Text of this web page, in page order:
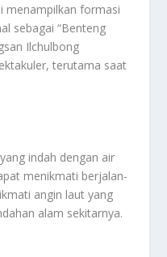
menampilkan formasi
sebagai “Benteng
Ilchulbong
terutama saat
indah dengan air
menikmati berjalan-
angin laut yang
alam sekitarnya.